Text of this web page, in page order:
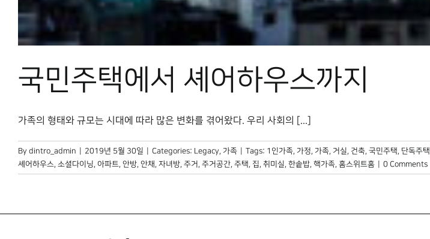
국민주택에서 셰어하우스까지
가족의 형태와 규모는 시대에 따라 많은 변화를 겪어왔다. 우리 사회의 [...]
By dintro_admin 2019년 5월 30일 Categories: Legacy, 가족 Tags: 1인가족, 가정, 가족, 거실, 건축, 국민주택, 단독주택
셰어하우스, 소셜다이닝, 아파트, 안방, 안채 , 자녀방, 주거 , 주거공간, 주택, 집, 취미실, 한솥밥, 핵가족, 홈스위트홈 0 Comments